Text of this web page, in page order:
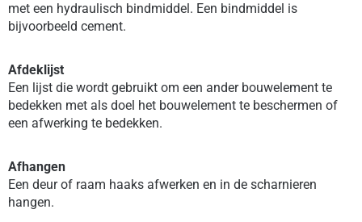
met een hydraulisch bindmiddel. Een bindmiddel is
bijvoorbeeld cement.
Afdeklijst
Een lijst die wordt gebruikt om een ander bouwelement te
bedekken met als doel het bouwelement te beschermen of
een afwerking te bedekken.
Afhangen
Een deur of raam haaks afwerken en in de scharnieren
hangen.